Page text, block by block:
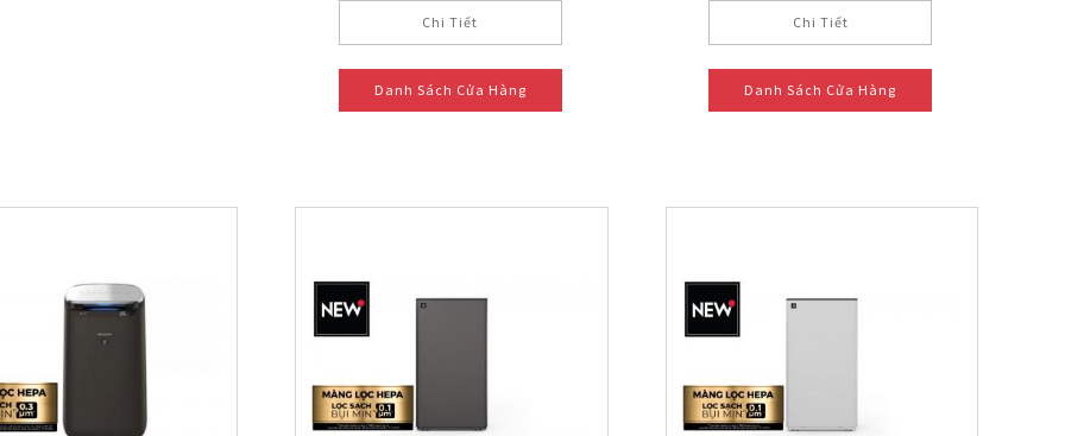
Chi Tiết
Danh Sách Cửa Hàng
Chi Tiết
Danh Sách Cửa Hàng